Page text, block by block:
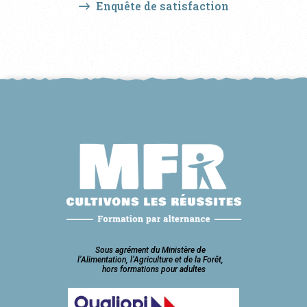
Enquête de satisfaction
Sous agrément du Ministère de
l’Alimentation, l’Agriculture et de la Forêt,
hors formations pour adultes